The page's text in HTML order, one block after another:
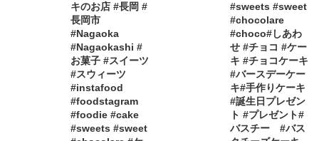
キのお店 #長岡 #
長岡市
#Nagaoka
#Nagaokashi #
お菓子 #スイーツ
#スウィーツ
#instafood
#foodstagram
#foodie #cake
#sweets #sweet
#sweets #sweet
#chocolare
#choco#しあわ
せ #チョコ #ケー
キ #チョコケーキ
#バースデーケー
キ#手作りケーキ
#誕生日プレゼン
ト #プレゼント#
バスチー #バス